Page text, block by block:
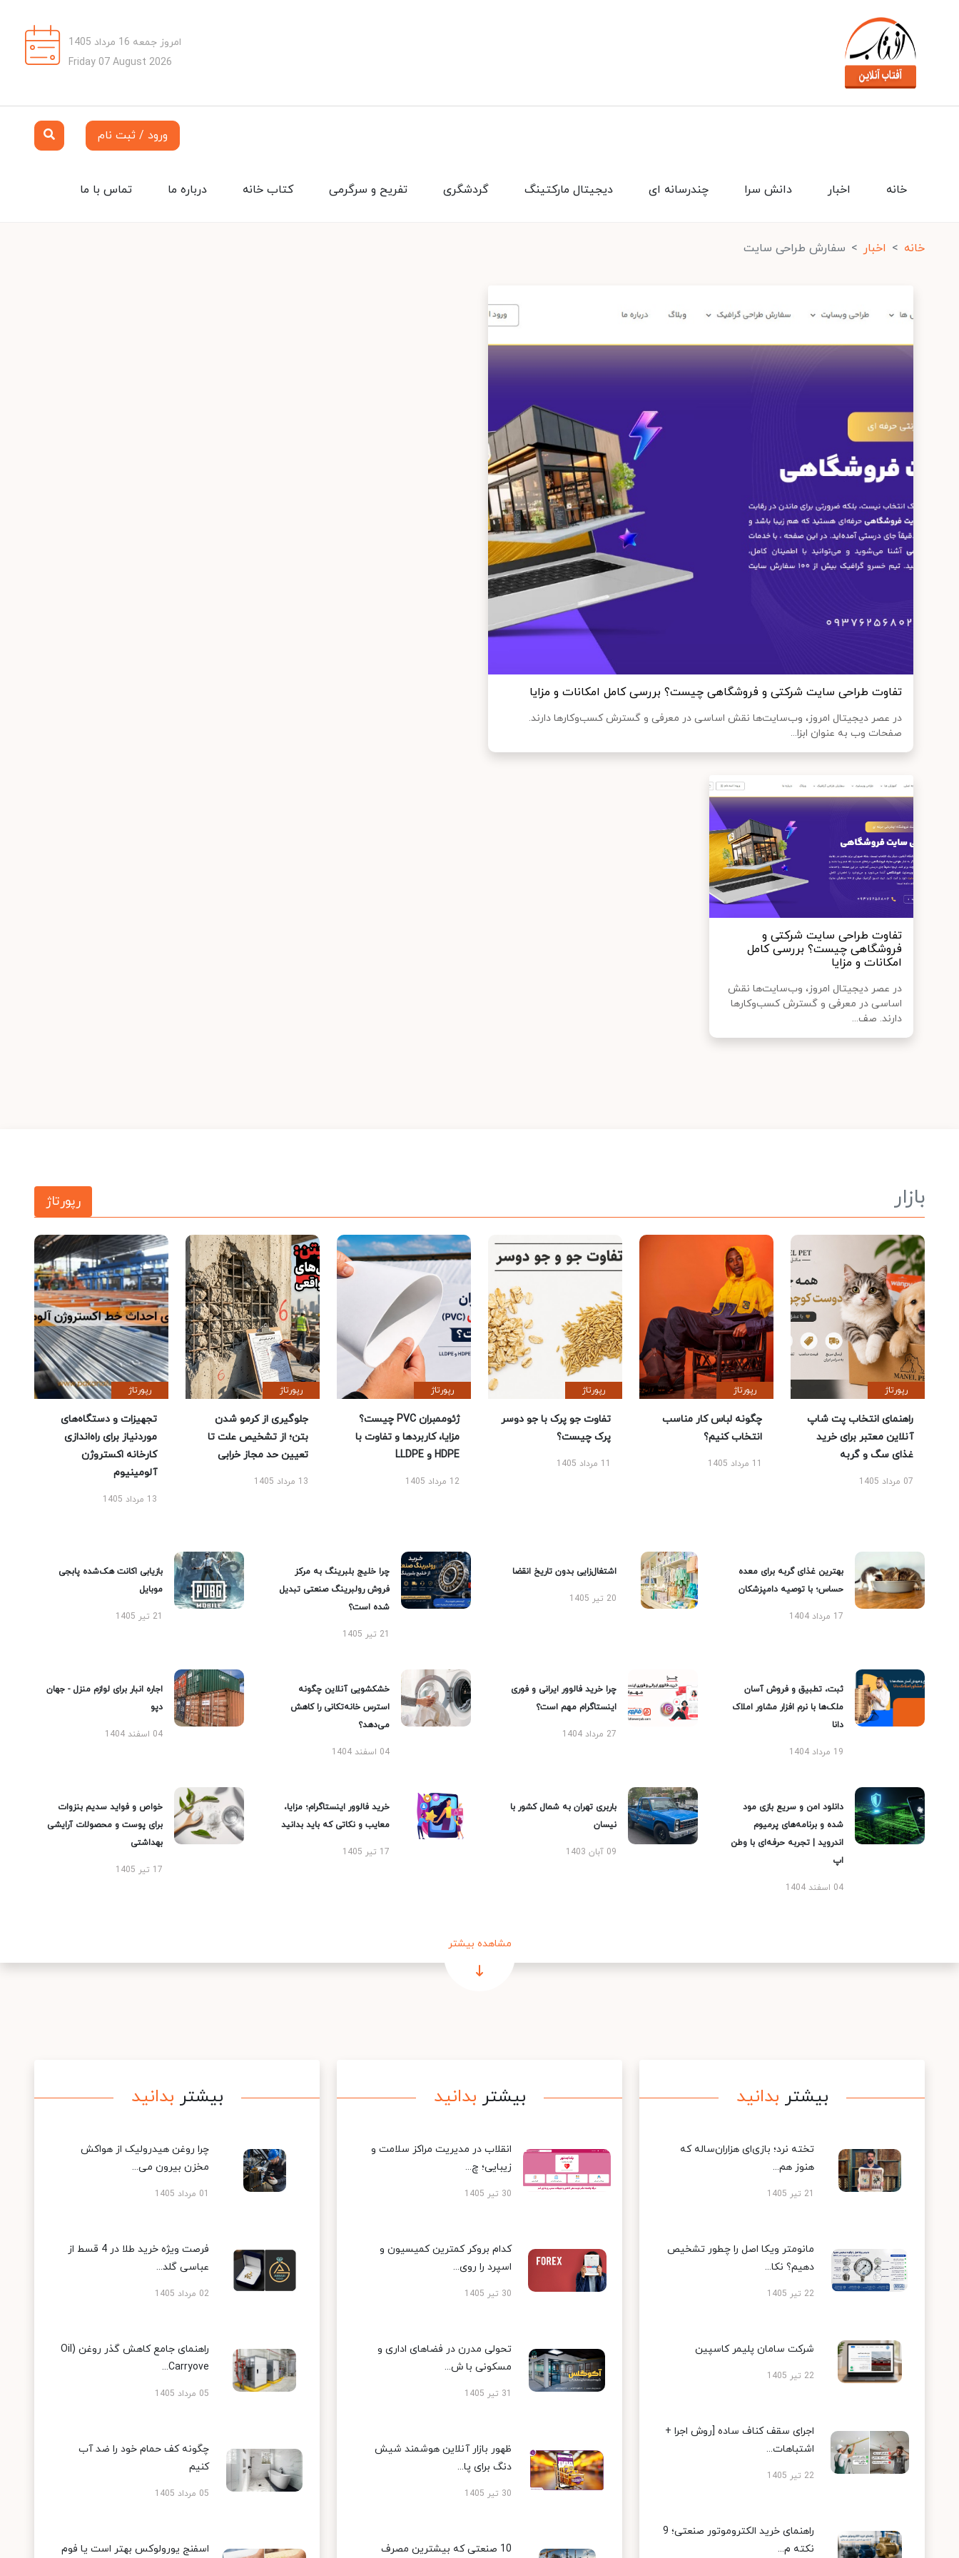
امروز جمعه 16 مرداد 1405
Friday 07 August 2026
ورود / ثبت نام
تماس با ما درباره ما کتاب خانه تفریح و سرگرمی گردشگری دیجیتال مارکتینگ چندرسانه ای دانش سرا اخبار خانه
خانه اخبار سفارش طراحی سایت
تفاوت طراحی سایت شرکتی و فروشگاهی چیست؟ بررسی کامل امکانات و مزایا
در عصر دیجیتال امروز، وب‌سایت‌ها نقش اساسی در معرفی و گسترش کسب‌وکارها دارند.
صفحات وب به عنوان ابزا...
تفاوت طراحی سایت شرکتی و
فروشگاهی چیست؟ بررسی کامل
امکانات و مزایا
در عصر دیجیتال امروز، وب‌سایت‌ها نقش
اساسی در معرفی و گسترش کسب‌وکارها
دارند. صف...
بازار رپورتاژ
رپورتاژ
راهنمای انتخاب پت شاپ
آنلاین معتبر برای خرید
غذای سگ و گربه
07 مرداد 1405
رپورتاژ
چگونه لباس کار مناسب
انتخاب کنیم؟
11 مرداد 1405
رپورتاژ
تفاوت جو پرک با جو دوسر
پرک چیست؟
11 مرداد 1405
رپورتاژ
ژئوممبران PVC چیست؟
مزایا، کاربردها و تفاوت با
HDPE و LLDPE
12 مرداد 1405
رپورتاژ
جلوگیری از کرمو شدن
بتن؛ از تشخیص علت تا
تعیین حد مجاز خرابی
13 مرداد 1405
رپورتاژ
تجهیزات و دستگاه‌های
موردنیاز برای راه‌اندازی
کارخانه اکستروژن
آلومینیوم
13 مرداد 1405
بهترین غذای گربه برای معده
حساس؛ با توصیه دامپزشکان
17 مرداد 1404
اشتغال‌زایی بدون تاریخ انقضا
20 تیر 1405
چرا خلیج بلبرینگ به مرکز
فروش رولبرینگ صنعتی تبدیل
شده است؟
21 تیر 1405
بازیابی اکانت هک‌شده پابجی
موبایل
21 تیر 1405
ثبت، تطبیق و فروش آسان
ملک‌ها با نرم افزار مشاور املاک
دانا
19 مرداد 1404
چرا خرید فالوور ایرانی و فوری
اینستاگرام مهم است؟
27 مرداد 1404
خشکشویی آنلاین چگونه
استرس خانه‌تکانی را کاهش
می‌دهد؟
04 اسفند 1404
اجاره انبار برای لوازم منزل - جهان
دپو
04 اسفند 1404
دانلود امن و سریع بازی مود
شده و برنامه‌های پرمیوم
اندروید | تجربه حرفه‌ای با وطن
اپ
04 اسفند 1404
باربری تهران به شمال کشور با
نیسان
09 آبان 1403
خرید فالوور اینستاگرام؛ مزایا،
معایب و نکاتی که باید بدانید
17 تیر 1405
خواص و فواید سدیم بنزوات
برای پوست و محصولات آرایشی
بهداشتی
17 تیر 1405
مشاهده بیشتر
بیشتر بدانید
تخته نرد؛ بازی‌ای هزاران‌ساله که
هنوز هم...
21 تیر 1405
مانومتر ویکا اصل را چطور تشخیص
دهیم؟ نکا...
22 تیر 1405
شرکت سامان پلیمر کاسپین
22 تیر 1405
اجرای سقف کناف ساده [روش اجرا +
اشتباهات...
22 تیر 1405
راهنمای خرید الکتروموتور صنعتی؛ 9
نکته م...
بیشتر بدانید
انقلاب در مدیریت مراکز سلامت و
زیبایی؛ چ...
30 تیر 1405
کدام بروکر کمترین کمیسیون و
اسپرد را روی...
30 تیر 1405
تحولی مدرن در فضاهای اداری و
مسکونی با ش...
31 تیر 1405
ظهور بازار آنلاین هوشمند شیش
دنگ برای پا...
30 تیر 1405
10 صنعتی که بیشترین مصرف
بیشتر بدانید
چرا روغن هیدرولیک از هواکش
مخزن بیرون می...
01 مرداد 1405
فرصت ویژه خرید طلا در 4 قسط از
عباسی گلد...
02 مرداد 1405
راهنمای جامع کاهش گذر روغن (Oil
Carryove...
05 مرداد 1405
چگونه کف حمام خود را ضد آب
کنیم
05 مرداد 1405
اسفنج یورولوکس بهتر است یا فوم